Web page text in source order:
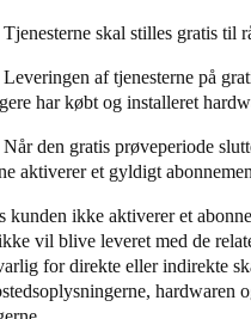
Tjenesterne skal stilles gratis til
Leveringen af tjenesterne på
har købt og installeret
Når den gratis prøveperiode
aktiverer et gyldigt
kunden ikke aktiverer et
vil blive leveret med de
for direkte eller indirekte
hardwaren